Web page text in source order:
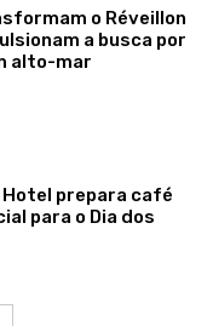
o Réveillon
a busca por
alto-mar
prepara café
para o Dia dos